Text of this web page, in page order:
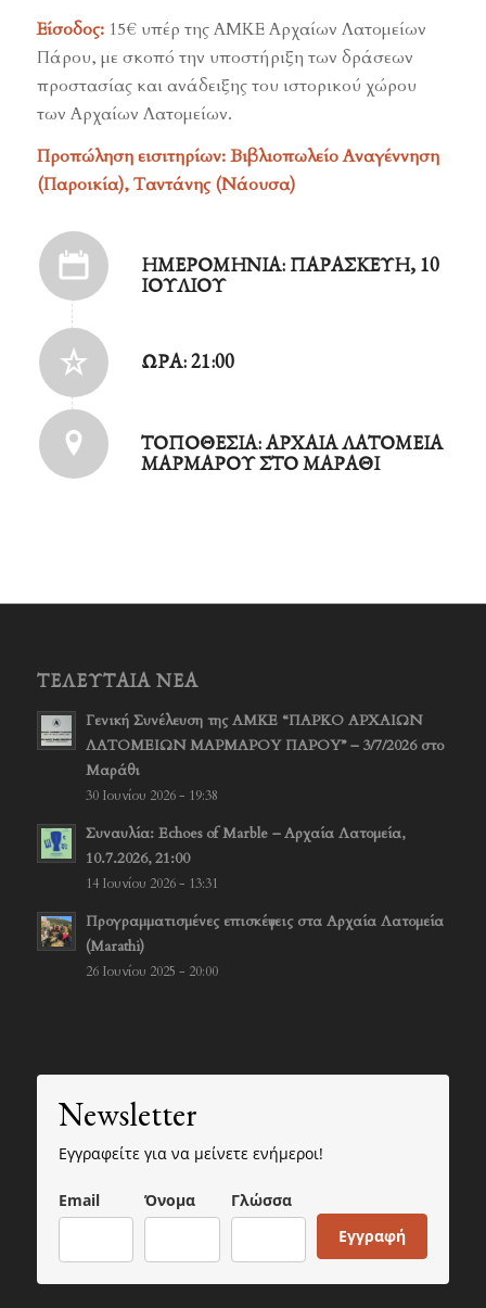
Είσοδος:15€ υπέρ της ΑΜΚΕ Αρχαίων Λατομείων
Πάρου, με σκοπό την υποστήριξη των δράσεων
προστασίας και ανάδειξης του ιστορικού χώρου
των Αρχαίων Λατομείων.
Προπώληση εισιτηρίων: Βιβλιοπωλείο Αναγέννηση
(Παροικία), Ταντάνης (Νάουσα)
ΗΜΕΡΟΜΗΝΊΑ: ΠΑΡΑΣΚΕΥΉ, 10
ΙΟΥΛΊΟΥ
ΏΡΑ: 21:00
ΤΟΠΟΘΕΣΊΑ: ΑΡΧΑΊΑ ΛΑΤΟΜΕΊΑ
ΜΑΡΜΆΡΟΥ ΣΤΟ ΜΑΡΆΘΙ
ΤΕΛΕΥΤΑΊΑ ΝΈΑ
Γενική Συνέλευση της ΑΜΚΕ “ΠΑΡΚΟ ΑΡΧΑΙΩΝ
ΛΑΤΟΜΕΙΩΝ ΜΑΡΜΑΡΟΥ ΠΑΡΟΥ” – 3/7/2026 στο
Μαράθι
30 Ιουνίου 2026 - 19:38
Συναυλία: Echoes of Marble – Αρχαία Λατομεία,
10.7.2026, 21:00
14 Ιουνίου 2026 - 13:31
Προγραμματισμένες επισκέψεις στα Αρχαία Λατομεία
(Marathi)
26 Ιουνίου 2025 - 20:00
Newsletter
Εγγραφείτε για να μείνετε ενήμεροι!
Email Όνομα
Γλώσσα
Εγγραφή